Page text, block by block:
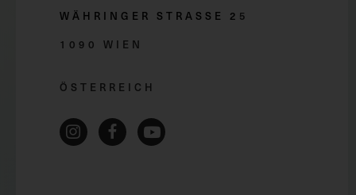
WÄHRINGER STRASSE 2 5
1090 WIEN
ÖSTERREICH